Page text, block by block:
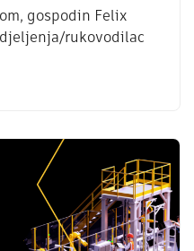
gospodin Felix
rukovodilac